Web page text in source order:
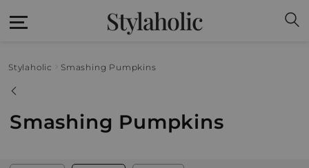
Stylaholic
Stylaholic Smashing Pumpkins
Smashing Pumpkins